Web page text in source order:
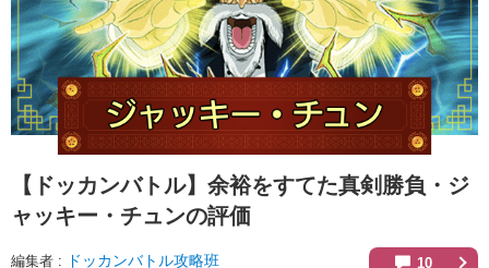
【ドッカンバトル】 余裕をすてた真剣勝負・ジ
ャッキー・チュンの評価
編集者 ドッカンバトル攻略班 10